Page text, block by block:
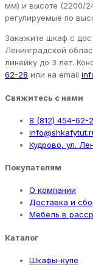
мм) и высоте (2200/
регулируемые по
Закажите шкаф с
Ленинградской
линейку до 3 лет.
62-28 или на email
Свяжитесь с нами
8 (812) 454-62-
Кудрово, ул.
Покупателям
О компании
Доставка и
Мебель в
Каталог
Шкафы-купе